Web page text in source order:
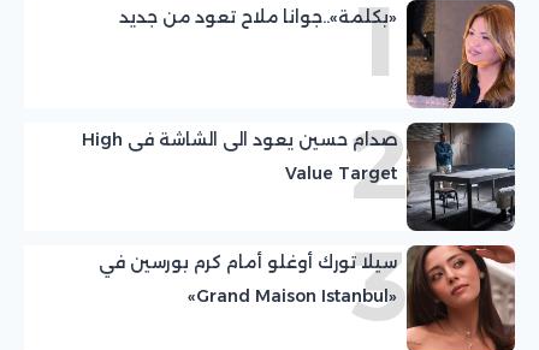
1
«بكلمة»..جوانا ملاح تعود من جديد
2
صدام حسين يعود الى الشاشة فى High
Value Target
3
سيلا تورك أوغلو أمام كرم بورسين في
«Grand Maison Istanbul»